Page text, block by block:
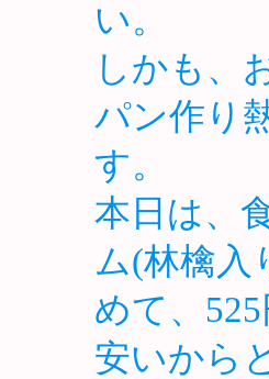
い。
しかも、
パン作り
す。
本日は、
ム(林檎
めて、525
安いから